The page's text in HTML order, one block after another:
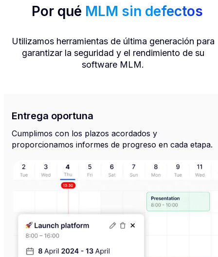
Por qué MLM sin defectos
Utilizamos herramientas de última generación para
garantizar la seguridad y el rendimiento de su
software MLM.
Entrega oportuna
Cumplimos con los plazos acordados y
proporcionamos informes de progreso en cada etapa.